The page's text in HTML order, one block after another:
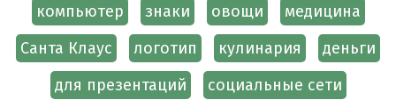
компьютер
знаки овощи
медицина
Санта Клаус
логотип кулинария
деньги
для презентаций
социальные сети